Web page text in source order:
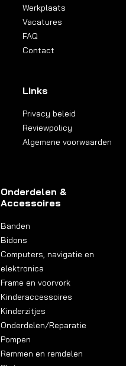
Werkplaats
Vacatures
FAQ
Contact
Links
Privacy beleid
Reviewpolicy
Algemene voorwaarden
Onderdelen &
Accessoires
Banden
Bidons
Computers, navigatie en
elektronica
Frame en voorvork
Kinderaccessoires
Kinderzitjes
Onderdelen/Reparatie
Pompen
Remmen en remdelen